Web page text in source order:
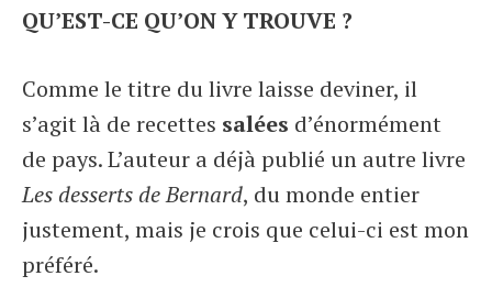
QU’EST-CE QU’ON Y TROUVE ?
Comme le titre du livre laisse deviner, il
s’agit là de recettes salées d’énormément
de pays. L’auteur a déjà publié un autre livre
Les desserts de Bernard, du monde entier
justement, mais je crois que celui-ci est mon
préféré.